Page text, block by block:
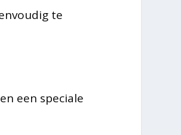
te
een speciale